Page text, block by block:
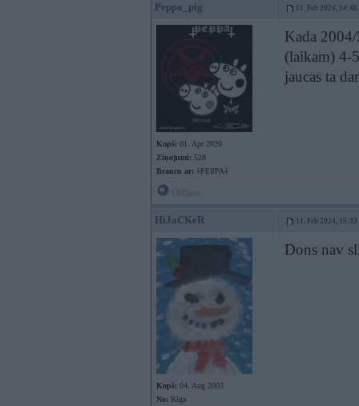
Peppa_pig 11. Feb 2024, 14:48
Kopš: 01. Apr 2020
Ziņojumi: 528
Braucu ar: ⸸PE☿PA⸸
Kada
(laikam) 4-
jaucas ta
HiJaCKeR 11. Feb 2024, 15:33
Kopš: 04. Aug 2003
No: Rīga
Dons nav